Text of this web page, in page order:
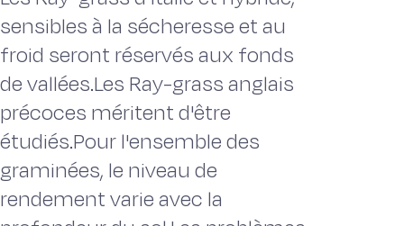
sensibles à la sécheresse et au
froid seront réservés aux fonds
de vallées.Les Ray-grass anglais
précoces méritent d'être
étudiés.Pour l'ensemble des
graminées, le niveau de
rendement varie avec la